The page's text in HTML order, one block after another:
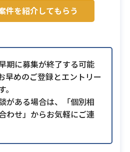
件を紹介してもらう
期に募集が終了する可能
早めのご登録とエントリー
がある場合は、「個別相
わせ」からお気軽にご連